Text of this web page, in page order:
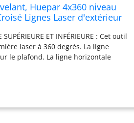
Huepar 4x360 niveau
Lignes Laser d'extérieur
Rigide
SUPÉRIEURE ET INFÉRIEURE : Cet outil
laser à 360 degrés. La ligne
le plafond. La ligne horizontale
Avec la base élévatrice, le laser au
dessus de surfaces inégales ou
hauteur. Deux lignes verticales à
BATTERIES ET PORT DE CHARGE DE